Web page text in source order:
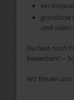
ein
grandiose
und vieles
Du hast noch
bewerben? –
Wir freuen uns